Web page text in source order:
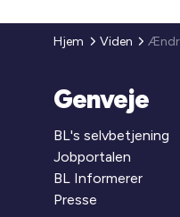
Hjem Viden
Genveje
BL's selvbetjening
Jobportalen
BL Informerer
Presse